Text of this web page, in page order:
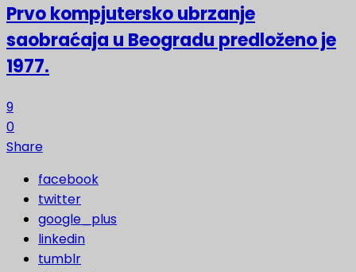
Prvo kompjutersko ubrzanje
saobraćaja u Beogradu predloženo je
1977.
9
0
Share
facebook
twitter
google_plus
linkedin
tumblr